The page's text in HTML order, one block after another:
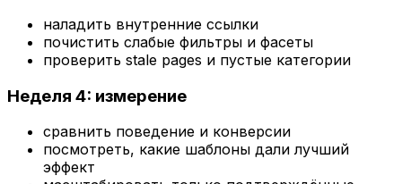
наладить внутренние ссылки
почистить слабые фильтры и фасеты
проверить stale pages и пустые категории
Неделя 4: измерение
сравнить поведение и конверсии
посмотреть, какие шаблоны дали лучший
эффект